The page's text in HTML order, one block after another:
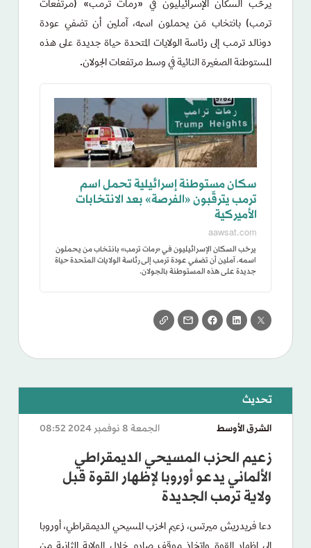
يرحّب السكان الإسرائيليون في «رمات ترمب» (مرتفعات
ترمب) بانتخاب مَن يحملون اسمه، آملين أن تضفي عودة
دونالد ترمب إلى رئاسة الولايات المتحدة حياة جديدة على هذه
المستوطنة الصغيرة النائية في وسط مرتفعات الجولان.
سكان مستوطنة إسرائيلية تحمل اسم
ترمب يترقّبون «الفرصة» بعد الانتخابات
الأميركية
aawsat.com
يرحّب السكان الإسرائيليون في «رمات ترمب» بانتخاب من يحملون
اسمه، آملين أن تضفي عودة ترمب إلى رئاسة الولايات المتحدة حياة
جديدة على هذه المستوطنة بالجولان.
الجمعة 8 نوفمبر 2024 08:52 الشرق الأوسط
زعيم الحزب المسيحي الديمقراطي
الألماني يدعو أوروبا لإظهار القوة قبل
ولاية ترمب الجديدة
دعا فريدريش ميرتس، زعيم الحزب المسيحي الديمقراطي، أوروبا